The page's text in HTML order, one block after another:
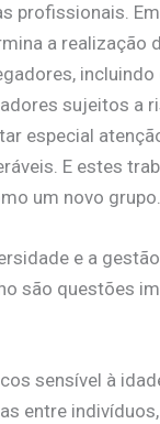
profissionais.
a realização
sujeitos a
especial
E estes
um novo grupo.
e a
são questões
sensível à
entre